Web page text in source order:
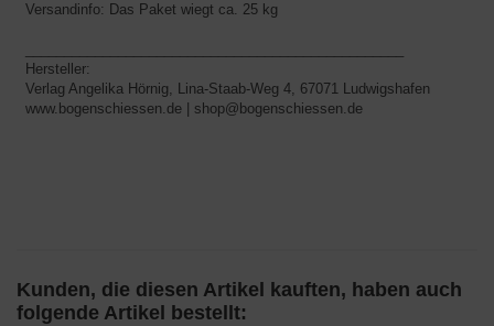
Versandinfo: Das Paket wiegt ca. 25 kg
Hersteller:
Verlag Angelika Hörnig, Lina-Staab-Weg 4, 67071 Ludwigshafen
www.bogenschiessen.de | shop@bogenschiessen.de
Kunden, die diesen Artikel kauften, haben auch
folgende Artikel bestellt: